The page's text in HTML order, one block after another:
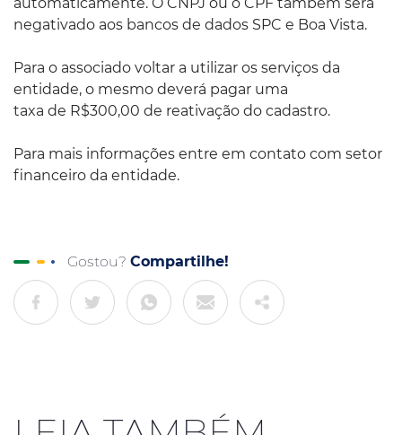
negativado aos bancos de dados SPC e Boa Vista.
Para o associado voltar a utilizar os serviços da
entidade, o mesmo deverá pagar uma
taxa de R$300,00 de reativação do cadastro.
Para mais informações entre em contato com setor
financeiro da entidade.
Gostou? Compartilhe!